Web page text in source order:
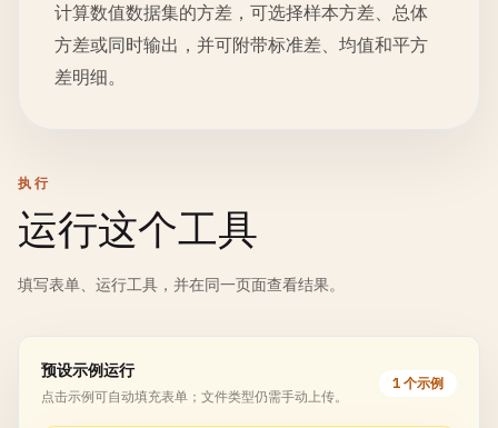
计算数值数据集的方差，可选择样本方差、总体
方差或同时输出，并可附带标准差、均值和平方
差明细。
执行
运行这个工具
填写表单、运行工具，并在同一页面查看结果。
预设示例运行
点击示例可自动填充表单；文件类型仍需手动上传。
1 个示例